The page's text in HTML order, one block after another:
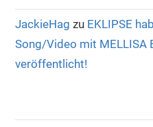
JackieHag zu EKLIPSE
Song/Video mit MELLISA
veröffentlicht!